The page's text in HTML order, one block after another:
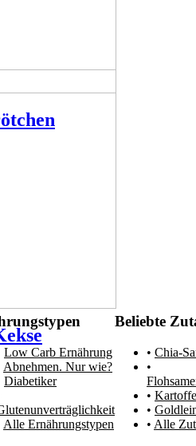
Low Carb Ernährung
Abnehmen. Nur wie?
Diabetiker
Alle Ernährungstypen
Beliebte
Chia-
Alle